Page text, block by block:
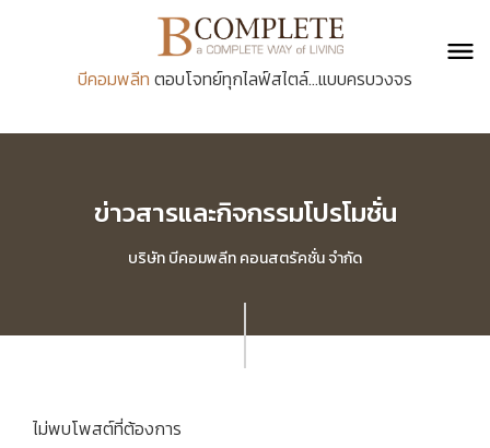
บีคอมพลีท ตอบโจทย์ทุกไลฟ์สไตล์...แบบครบวงจร
ข่าวสารและกิจกรรมโปรโมชั่น
บริษัท บีคอมพลีท คอนสตรัคชั่น จำกัด
ไม่พบโพสต์ที่ต้องการ